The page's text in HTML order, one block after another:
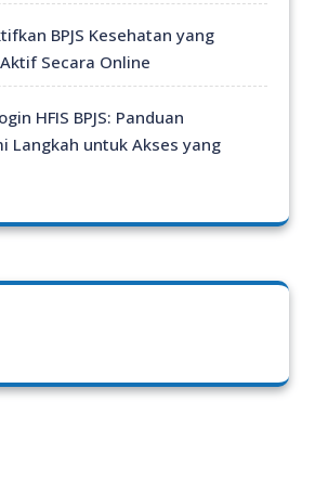
BPJS Kesehatan yang
Secara Online
HFIS BPJS: Panduan
Langkah untuk Akses yang